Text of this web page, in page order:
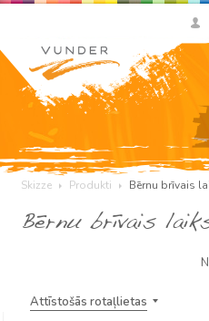
Skizze Produkti Bērnu brīvais
Bērnu brīvais
Attīstošās rotaļlietas